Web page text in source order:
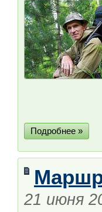
Подробнее »
21 июня